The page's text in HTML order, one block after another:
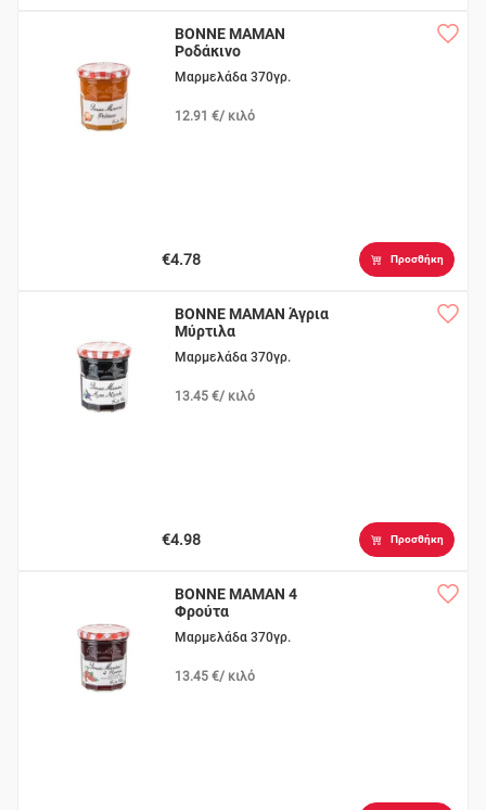
BONNE MAMAN
Ροδάκινο
Μαρμελάδα 370γρ.
12.91 €/ κιλό
€4.78 Προσθήκη
BONNE MAMAN Άγρια
Μύρτιλα
Μαρμελάδα 370γρ.
13.45 €/ κιλό
€4.98 Προσθήκη
BONNE MAMAN 4
Φρούτα
Μαρμελάδα 370γρ.
13.45 €/ κιλό